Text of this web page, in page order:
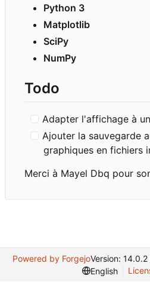
Python 3
Matplotlib
SciPy
NumPy
Todo
Adapter l'affichage à
Ajouter la sauvegarde
graphiques en fichiers
Merci à Mayel Dbq pour
Powered by ForgejoVersion: 14.0.2
English